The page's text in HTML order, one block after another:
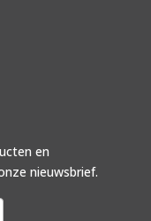
en
nieuwsbrief.